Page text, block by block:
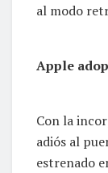
al modo
Apple
Con la
adiós al
estrenado